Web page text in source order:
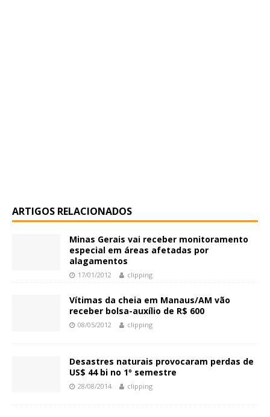
ARTIGOS RELACIONADOS
Minas Gerais vai receber monitoramento
especial em áreas afetadas por
alagamentos
17/01/2012 clipping
Vítimas da cheia em Manaus/AM vão
receber bolsa-auxílio de R$ 600
08/05/2012 clipping
Desastres naturais provocaram perdas de
US$ 44 bi no 1º semestre
28/08/2014 clipping